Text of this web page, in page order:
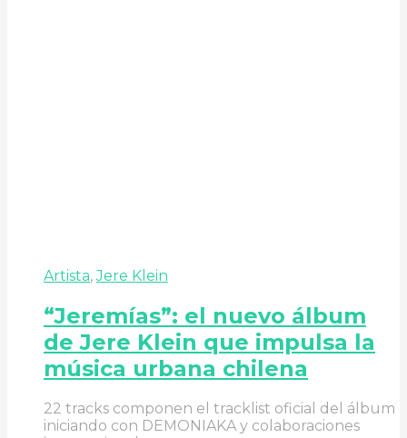
Artista,Jere Klein
“Jeremías”: el nuevo álbum
de Jere Klein que impulsa la
música urbana chilena
22 tracks componen el tracklist oficial del álbum
iniciando con DEMONIAKA y colaboraciones